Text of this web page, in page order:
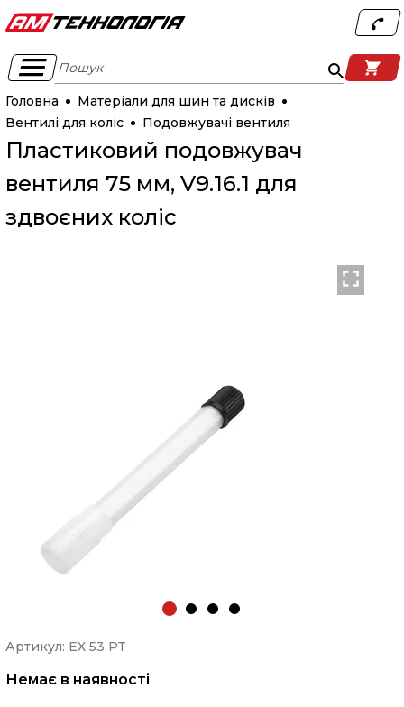
Пошук
Головна
Матеріали для шин та дисків
Вентилі для коліс
Подовжувачі вентиля
Пластиковий подовжувач
вентиля 75 мм, V9.16.1 для
здвоєних коліс
Артикул: EX 53 PT
Немає в наявності